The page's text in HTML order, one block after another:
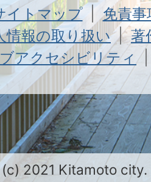
イトマップ
免責
情報の取り扱い
著
アクセシビリティ
2021 Kitamoto city.